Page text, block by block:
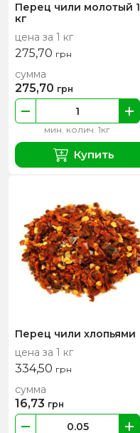
Перец чили молотый 1
кг
цена за 1 кг
275,70 грн
мин. колич. 1кг
сумма
275,70 грн
Купить
Перец чили хлопьями
цена за 1 кг
334,50 грн
сумма
16,73 грн